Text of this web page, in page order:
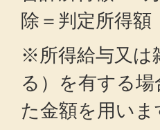
除＝判定所得額
※所得給与又は
る）を有する
た金額を用いま